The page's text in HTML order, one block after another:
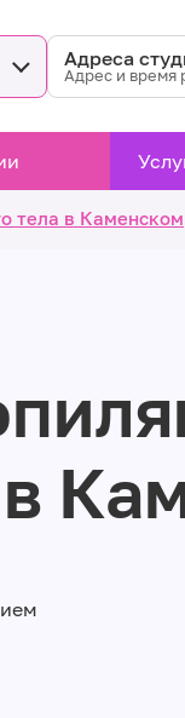
Адреса
Адрес и время
тела в Каменском